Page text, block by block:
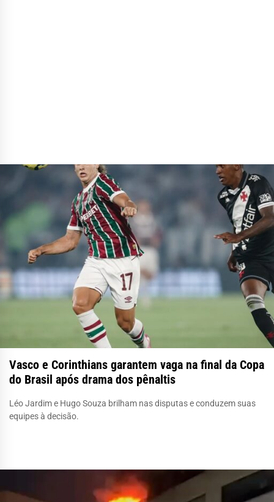
Vasco e Corinthians garantem vaga na final da Copa
do Brasil após drama dos pênaltis
Léo Jardim e Hugo Souza brilham nas disputas e conduzem suas
equipes à decisão.